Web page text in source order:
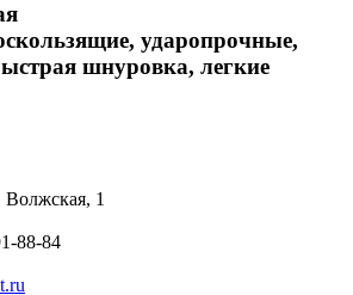
ударопрочные,
шнуровка, легкие
Волжская, 1
88-84